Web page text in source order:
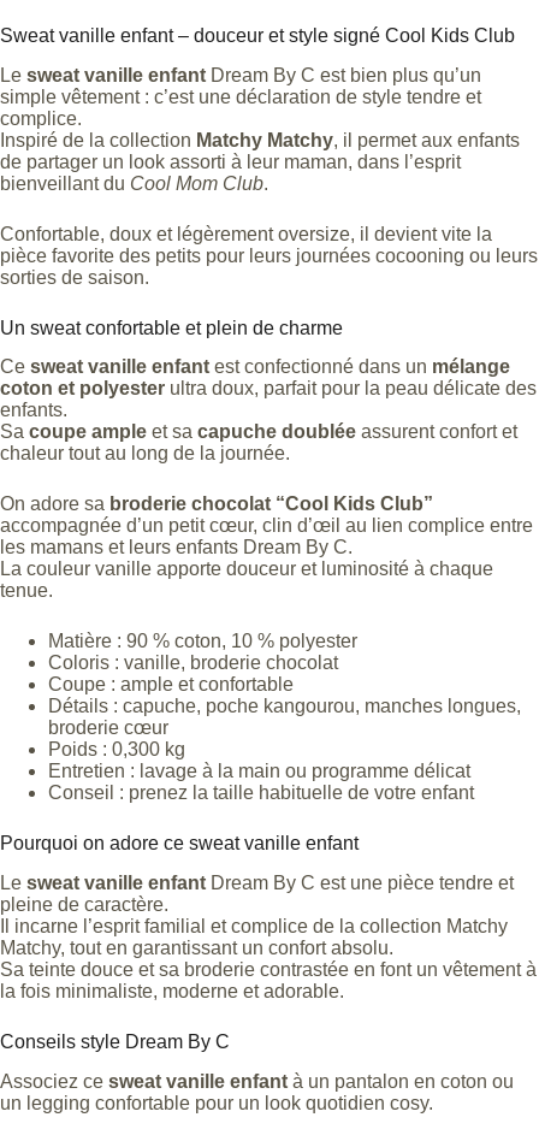
Sweat vanille enfant – douceur et style signé Cool Kids Club
Le sweat vanille enfant Dream By C est bien plus qu’un
simple vêtement : c’est une déclaration de style tendre et
complice.
Inspiré de la collection Matchy Matchy, il permet aux enfants
de partager un look assorti à leur maman, dans l’esprit
bienveillant du Cool Mom Club.
Confortable, doux et légèrement oversize, il devient vite la
pièce favorite des petits pour leurs journées cocooning ou leurs
sorties de saison.
Un sweat confortable et plein de charme
Ce sweat vanille enfant est confectionné dans un mélange
coton et polyester ultra doux, parfait pour la peau délicate des
enfants.
Sa coupe ample et sa capuche doublée assurent confort et
chaleur tout au long de la journée.
On adore sa broderie chocolat “Cool Kids Club”
accompagnée d’un petit cœur, clin d’œil au lien complice entre
les mamans et leurs enfants Dream By C.
La couleur vanille apporte douceur et luminosité à chaque
tenue.
Matière : 90 % coton, 10 % polyester
Coloris : vanille, broderie chocolat
Coupe : ample et confortable
Détails : capuche, poche kangourou, manches longues,
broderie cœur
Poids : 0,300 kg
Entretien : lavage à la main ou programme délicat
Conseil : prenez la taille habituelle de votre enfant
Pourquoi on adore ce sweat vanille enfant
Le sweat vanille enfant Dream By C est une pièce tendre et
pleine de caractère.
Il incarne l’esprit familial et complice de la collection Matchy
Matchy, tout en garantissant un confort absolu.
Sa teinte douce et sa broderie contrastée en font un vêtement à
la fois minimaliste, moderne et adorable.
Conseils style Dream By C
Associez ce sweat vanille enfant à un pantalon en coton ou
un legging confortable pour un look quotidien cosy.